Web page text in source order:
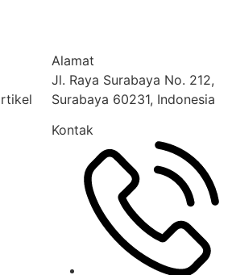
Alamat
Jl. Raya Surabaya No. 212,
Surabaya 60231, Indonesia
Kontak